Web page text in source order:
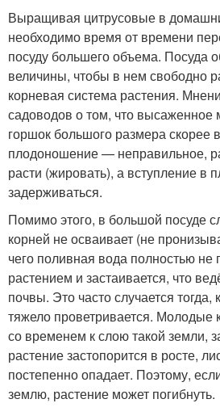
Выращивая цитрусовые в
необходимо время от времени
посуду большего объема. Посуда
величины, чтобы в нем свободно
корневая система растения.
садоводов о том, что высаженное
горшок большого размера скорее
плодоношение — неправильное,
расти (жировать), а вступление в
задерживаться.
Помимо этого, в большой посуде
корней не осваивает (не
чего поливная вода полностью не
растением и застаивается, что
почвы. Это часто случается тогда,
тяжело проветривается. Молодые
со временем к слою такой земли,
растение застопорится в росте,
постепенно опадает. Поэтому,
землю, растение может погибнуть.